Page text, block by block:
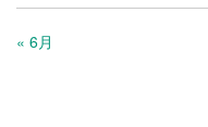
« 6月